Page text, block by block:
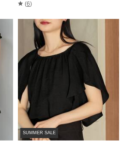
(6)
SUMMER SALE